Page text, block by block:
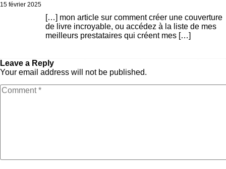
15 février 2025
[…] mon article sur comment créer une couverture
de livre incroyable, ou accédez à la liste de mes
meilleurs prestataires qui créent mes […]
Leave a Reply
Your email address will not be published.